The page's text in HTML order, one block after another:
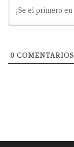
0 COMENTARIOS